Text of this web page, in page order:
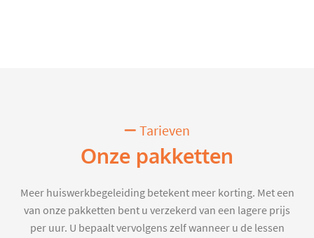
Tarieven
Onze pakketten
Meer huiswerkbegeleiding betekent meer korting. Met een
van onze pakketten bent u verzekerd van een lagere prijs
per uur. U bepaalt vervolgens zelf wanneer u de lessen